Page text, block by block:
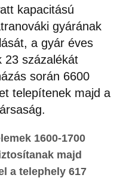
kapacitású
gyárának
a gyár éves
23 százalékát
során 6600
telepítenek majd a
1600-1700
majd
a telephely 617